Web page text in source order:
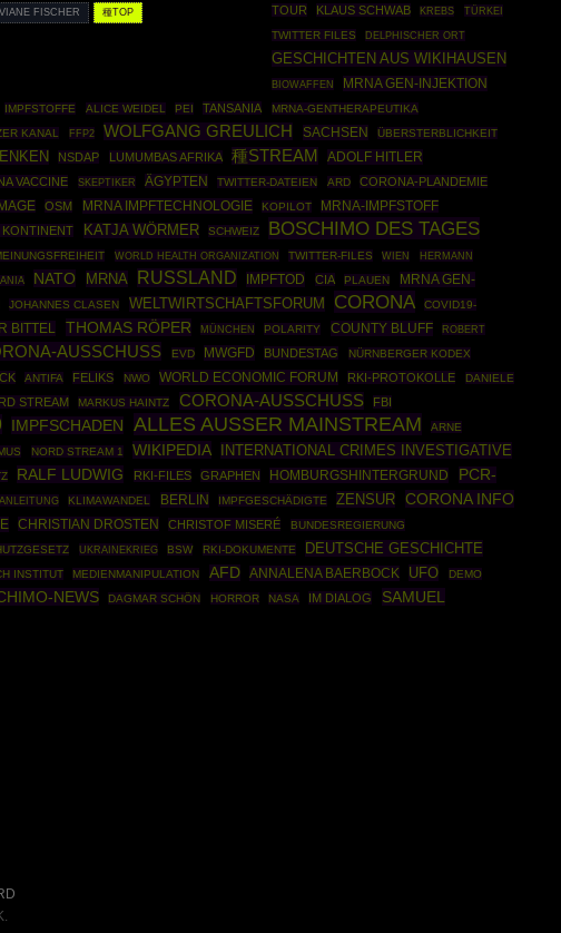
FISCHER 種TOP
TOUR
KLAUS SCHWAB KREBS
TÜRKEI
TWITTER FILES
DELPHISCHER ORT
GESCHICHTEN AUS WIKIHAUSEN
BIOWAFFEN MRNA GEN-INJEKTION
IMPFSTOFFE ALICE WEIDEL PEI TANSANIA MRNA-GENTHERAPEUTIKA
KANAL FFP2 WOLFGANG GREULICH SACHSEN ÜBERSTERBLICHKEIT
NSDAP LUMUMBAS AFRIKA 種STREAM ADOLF HITLER
VACCINE SKEPTIKER ÄGYPTEN TWITTER-DATEIEN ARD CORONA-PLANDEMIE
OSM MRNA IMPFTECHNOLOGIE KOPILOT MRNA-IMPFSTOFF
KATJA WÖRMER SCHWEIZ BOSCHIMO DES TAGES
WORLD HEALTH ORGANIZATION TWITTER-FILES WIEN
HERMANN
NATO MRNA RUSSLAND IMPFTOD CIA PLAUEN
MRNA GEN-
JOHANNES CLASEN WELTWIRTSCHAFTSFORUM CORONA
COVID19-
BITTEL THOMAS RÖPER MÜNCHEN POLARITY COUNTY BLUFF
ROBERT
AUSSCHUSS EVD MWGFD BUNDESTAG NÜRNBERGER KODEX
ANTIFA FELIKS NWO WORLD ECONOMIC FORUM RKI-PROTOKOLLE
DANIELE
STREAM MARKUS HAINTZ CORONA-AUSSCHUSS FBI
IMPFSCHADEN ALLES AUSSER MAINSTREAM
ARNE
NORD STREAM 1 WIKIPEDIA
INTERNATIONAL CRIMES INVESTIGATIVE
RALF LUDWIG RKI-FILES GRAPHEN HOMBURGSHINTERGRUND
PCR-
KLIMAWANDEL BERLIN IMPFGESCHÄDIGTE ZENSUR
CORONA INFO
CHRISTIAN DROSTEN CHRISTOF MISERÉ BUNDESREGIERUNG
UKRAINEKRIEG BSW RKI-DOKUMENTE DEUTSCHE GESCHICHTE
INSTITUT MEDIENMANIPULATION AFD ANNALENA BAERBOCK UFO
DEMO
NEWS DAGMAR SCHÖN HORROR NASA IM DIALOG
SAMUEL